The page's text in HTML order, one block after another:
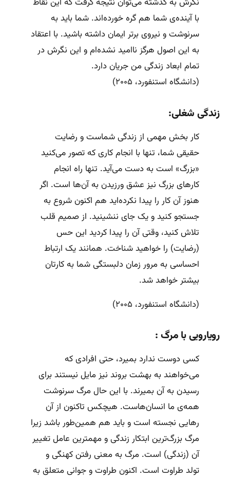
نگرش به گذشته می‌توان نتیجه گرفت که این نقاط
با آینده‌ی شما هم گره خورده‌اند. شما باید به
سرنوشت و نیروی برتر ایمان داشته باشید. با اعتقاد
به این اصول هرگز ناامید نشده‌ام و این نگرش در
تمام ابعاد زندگی من جریان دارد.
(دانشگاه استنفورد، ۲۰۰۵)
زندگی شغلی:
کار بخش مهمی از زندگی شماست و رضایت
حقیقی شما، تنها با انجام کاری که تصور می‌کنید
«بزرگ» است به دست می‌آید. تنها راه انجام
کارهای بزرگ نیز عشق ورزیدن به آن‌ها است. اگر
هنوز آن کار را پیدا نکرده‌اید هم اکنون شروع به
جستجو کنید و یک جای ننشینید. از صمیم قلب
تلاش کنید، وقتی آن را پیدا کردید این حس
(رضایت) را خواهید شناخت. همانند یک ارتباط
احساسی به مرور زمان دلبستگی شما به کارتان
بیشتر خواهد شد.
(دانشگاه استنفورد، ۲۰۰۵)
رویارویی با مرگ :
کسی دوست ندارد بمیرد، حتی افرادی که
می‌خواهند به بهشت بروند نیز مایل نیستند برای
رسیدن به آن بمیرند. با این حال مرگ سرنوشت
همه‌ی ما انسان‌هاست. هیچکس تاکنون از آن
رهایی نجسته است و باید هم همین‌طور باشد زیرا
مرگ بزرگ‌ترین ابتکار زندگی و مهمترین عامل تغییر
آن (زندگی) است. مرگ به معنی رفتن کهنگی و
تولد طراوت است. اکنون طراوت و جوانی متعلق به